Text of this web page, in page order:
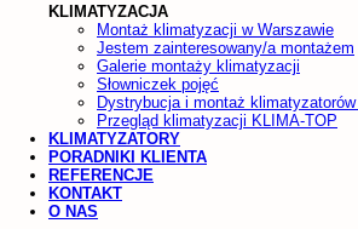
KLIMATYZACJA
Montaż klimatyzacji w Warszawie
Jestem zainteresowany/a montażem
Galerie montaży klimatyzacji
Słowniczek pojęć
Dystrybucja i montaż
Przegląd klimatyzacji KLIMA-TOP
KLIMATYZATORY
PORADNIKI KLIENTA
REFERENCJE
KONTAKT
O NAS